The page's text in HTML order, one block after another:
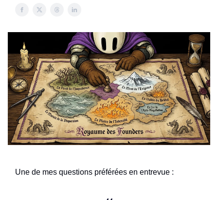
Une de mes questions préférées en entrevue :